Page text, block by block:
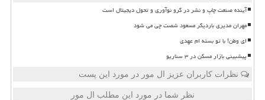
آینده صنعت چاپ و نشر در گرو نوآوری و تحول دیجیتال است
مهران مدیری باردیگر مسعود شصت چی می شود
ای وطن! با تو بسته ام عهدی
پیشبینی بازار مسکن در ۳ سناریو
نظرات کاربران عزیز ال مور در مورد این پست
نظر شما در مورد این مطلب ال مور